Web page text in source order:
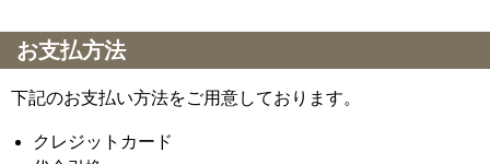
お支払方法
下記のお支払い方法をご用意しております。
クレジットカード